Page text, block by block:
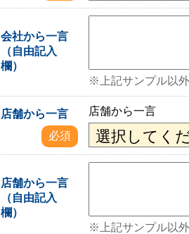
会社から一言
（自由記入
欄）
※上記サンプル以
店舗から一言
必須
店舗から一言
店舗から一言
（自由記入
欄）
※上記サンプル以